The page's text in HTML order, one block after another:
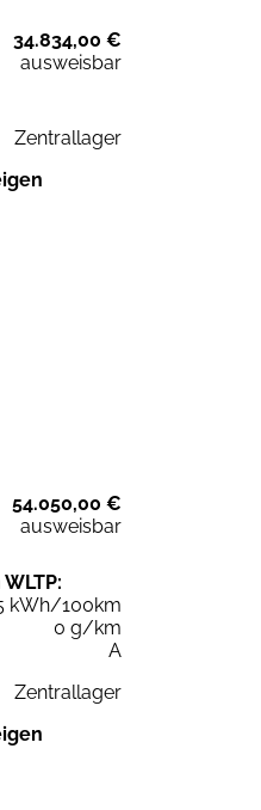
34.834,00 €
ausweisbar
Zentrallager
54.050,00 €
ausweisbar
kWh/100km
0 g/km
A
Zentrallager